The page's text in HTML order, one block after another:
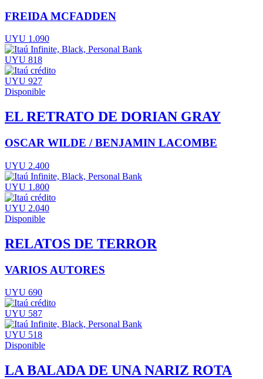
FREIDA MCFADDEN
UYU 1.090
UYU 818
UYU 927
Disponible
EL RETRATO DE DORIAN GRAY
OSCAR WILDE / BENJAMIN LACOMBE
UYU 2.400
UYU 1.800
UYU 2.040
Disponible
RELATOS DE TERROR
VARIOS AUTORES
UYU 690
UYU 587
UYU 518
Disponible
LA BALADA DE UNA NARIZ ROTA